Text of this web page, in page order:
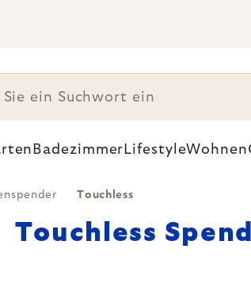
Badezimmer LifestyleWohnen
Touchless
Touchless